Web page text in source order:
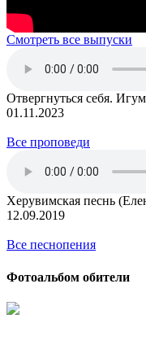
Смотреть все выпуски
Отвергнуться себя.
01.11.2023
Все проповеди
Херувимская песнь
12.09.2019
Все песнопения
Фотоальбом обители